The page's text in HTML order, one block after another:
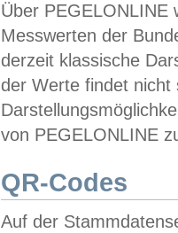
Über PEGELONLINE
Messwerten der
derzeit klassische
der Werte findet
von PEGELONLINE
QR-Codes
Auf der